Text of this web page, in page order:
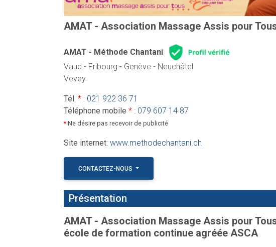
AMAT - Association Massage Assis pour
AMAT - Méthode Chantani
Vaud - Fribourg - Genève - Neuchâtel
Vevey
Tél. *: 021 922 36 71
Téléphone mobile *: 079 607 14 87
*Ne désire pas recevoir de publicité
Site internet: www.methodechantani.ch
CONTACTEZ-NOUS
Présentation
AMAT - Association Massage Assis pour
école de formation continue agréée ASCA